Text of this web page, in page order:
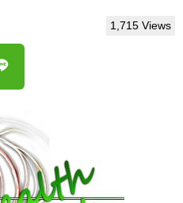
1,715 Views